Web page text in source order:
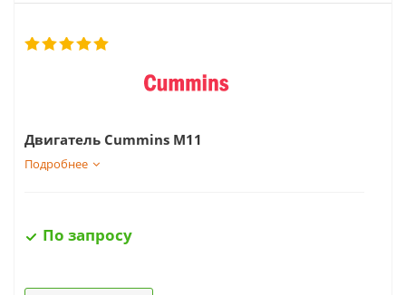
Двигатель Cummins M11
Подробнее
По запросу